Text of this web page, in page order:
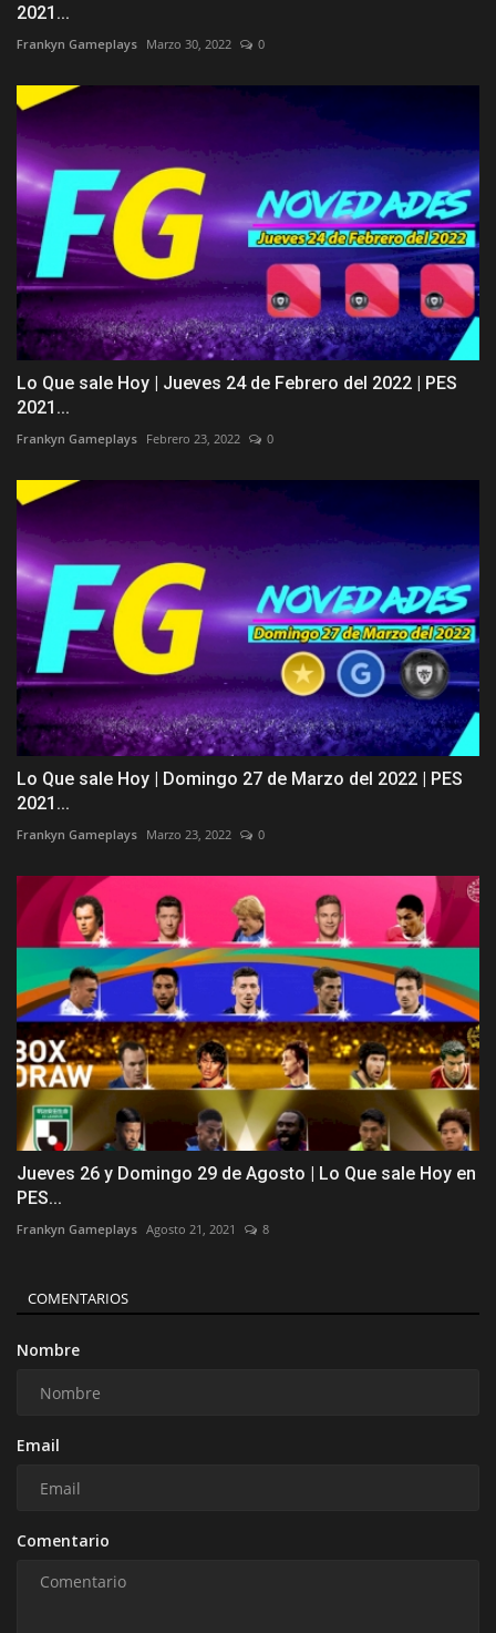
2021...
Frankyn Gameplays Marzo 30, 2022 0
Lo Que sale Hoy | Jueves 24 de Febrero del 2022 | PES
2021...
Frankyn Gameplays Febrero 23, 2022 0
Lo Que sale Hoy | Domingo 27 de Marzo del 2022 | PES
2021...
Frankyn Gameplays Marzo 23, 2022 0
Jueves 26 y Domingo 29 de Agosto | Lo Que sale Hoy en
PES...
Frankyn Gameplays Agosto 21, 2021 8
COMENTARIOS
Nombre
Email
Comentario